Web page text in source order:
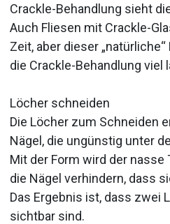
Crackle-Behandlung sieht
Auch Fliesen mit Crackle-
Zeit, aber dieser
die Crackle-Behandlung viel
Löcher schneiden
Die Löcher zum Schneiden
Nägel, die ungünstig unter
Mit der Form wird der
die Nägel verhindern, dass
Das Ergebnis ist, dass zwei
sichtbar sind.